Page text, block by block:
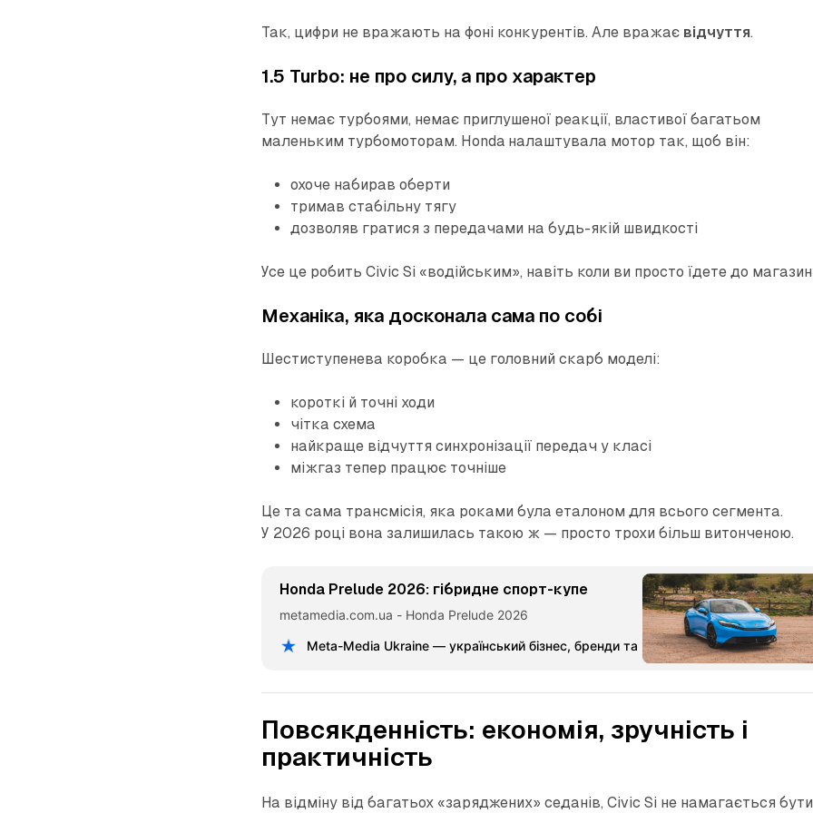
Так, цифри не вражають на фоні конкурентів. Але вражає відчуття.
1.5 Turbo: не про силу, а про характер
Тут немає турбоями, немає приглушеної реакції, властивої багатьом
маленьким турбомоторам. Honda налаштувала мотор так, щоб він:
охоче набирав оберти
тримав стабільну тягу
дозволяв гратися з передачами на будь-якій швидкості
Усе це робить Civic Si «водійським», навіть коли ви просто їдете до
Механіка, яка досконала сама по собі
Шестиступенева коробка — це головний скарб моделі:
короткі й точні ходи
чітка схема
найкраще відчуття синхронізації передач у класі
міжгаз тепер працює точніше
Це та сама трансмісія, яка роками була еталоном для всього сегмента.
У 2026 році вона залишилась такою ж — просто трохи більш витонченою.
Honda Prelude 2026: гібридне спорт-купе
metamedia.com.ua - Honda Prelude 2026
Meta-Media Ukraine — український бізнес, бренди та партнерства
Команда
Повсякденність: економія, зручність і
практичність
На відміну від багатьох «заряджених» седанів, Civic Si не намагається бути